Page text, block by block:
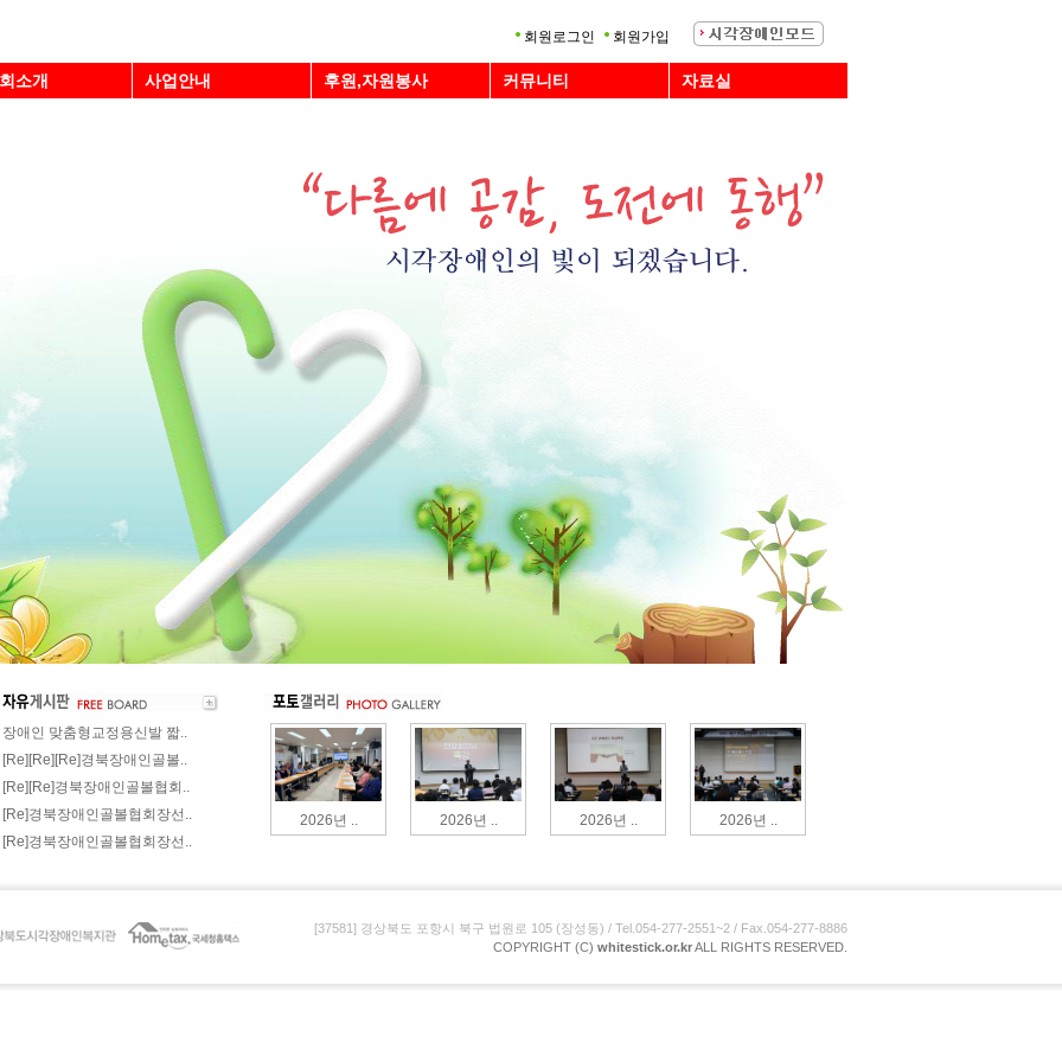
회원로그인 회원가입
소개 사업안내 후원,자원봉사 커뮤니티 자료실
장애인 맞춤형교정용신발 짧..
[Re][Re][Re]경북장애인골볼..
[Re][Re]경북장애인골볼협회..
[Re]경북장애인골볼협회장선..
[Re]경북장애인골볼협회장선..
2026년 .. 2026년 .. 2026년 .. 2026년 ..
[37581] 경상북도 포항시 북구 법원로 105 (장성동) / Tel.054-277-2551~2 / Fax.054-277-8886
COPYRIGHT (C) whitestick.or.krALL RIGHTS RESERVED.